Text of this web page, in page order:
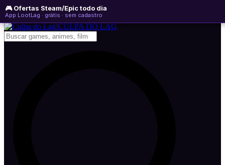
🎮 Ofertas Steam/Epic todo dia
App LootLag · grátis · sem cadastro
segunda-feira, 10 de agosto de 2026
Newsletter
CULPA DO LAG